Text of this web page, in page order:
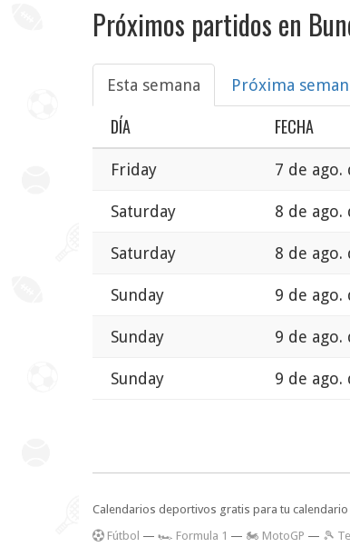
Próximos partidos en
Esta semana Próxima
DÍA FECHA
Friday 7 de ago.
Saturday 8 de ago.
Saturday 8 de ago.
Sunday 9 de ago.
Sunday 9 de ago.
Sunday 9 de ago.
Calendarios deportivos gratis para tu
Fútbol — 🏎️ Formula 1 — 🏍 MotoGP — 🎾